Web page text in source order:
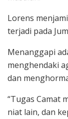
Lorens
terjadi pada
Menanggapi
menghendaki
dan
“Tugas Camat
niat lain, dan